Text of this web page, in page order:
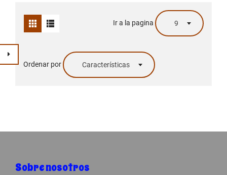
Ir a la pagina 9
Ordenar por Características
Sobre nosotros